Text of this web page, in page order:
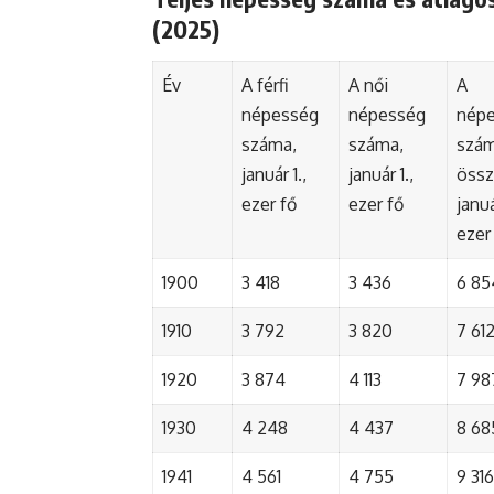
(2025)
Év
A férfi
népesség
száma,
január 1.,
ezer fő
A női
népesség
száma,
január 1.,
ezer fő
A
1900 3 418 3 436 6
1910 3 792 3 820 7 612
1920 3 874 4 113 7
1930 4 248 4 437 8
1941 4 561 4 755 9 316